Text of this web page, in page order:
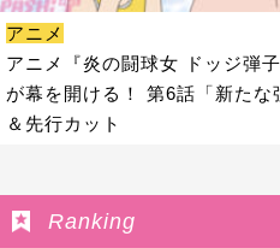
アニメ
アニメ『炎の闘球女 ドッジ弾
が幕を開ける！ 第6話「新た
＆先行カット
Ranking